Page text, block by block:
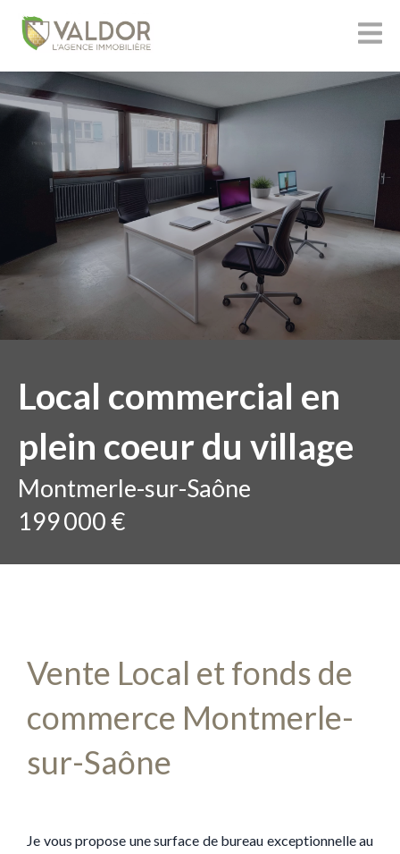
Local commercial en
plein coeur du village
Montmerle-sur-Saône
199 000 €
Vente Local et fonds de
commerce Montmerle-
sur-Saône
Je vous propose une surface de bureau exceptionnelle au